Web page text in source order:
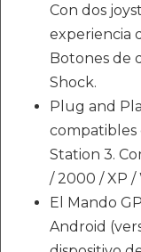
Con dos
experiencia
Botones de
Shock.
Plug and
compatibles
Station 3.
/ 2000 / XP /
El Mando
Android